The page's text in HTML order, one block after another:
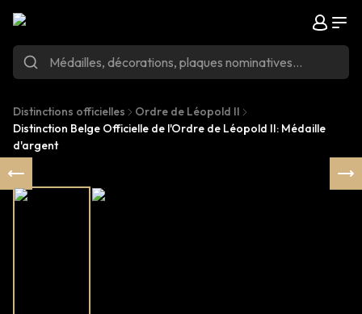
Distinctions officielles
Ordre de Léopold II
Distinction Belge Officielle de l'Ordre de Léopold II: Médaille
d'argent